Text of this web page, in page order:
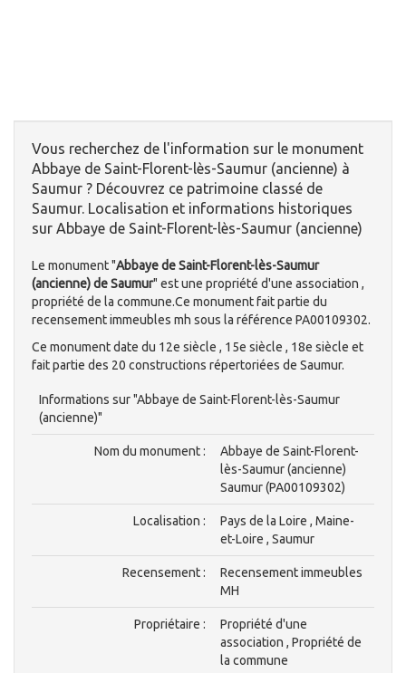
Vous recherchez de l'information sur le monument
Abbaye de Saint-Florent-lès-Saumur (ancienne) à
Saumur ? Découvrez ce patrimoine classé de
Saumur. Localisation et informations historiques
sur Abbaye de Saint-Florent-lès-Saumur (ancienne)
Le monument "Abbaye de Saint-Florent-lès-Saumur
(ancienne) de Saumur" est une propriété d'une association ,
propriété de la commune.Ce monument fait partie du
recensement immeubles mh sous la référence PA00109302.
Ce monument date du 12e siècle , 15e siècle , 18e siècle et
fait partie des 20 constructions répertoriées de Saumur.
Informations sur "Abbaye de Saint-Florent-lès-Saumur
(ancienne)"
Nom du monument :
Abbaye de Saint-Florent-
lès-Saumur (ancienne)
Saumur (PA00109302)
Localisation :
Pays de la Loire , Maine-
et-Loire , Saumur
Recensement :
Recensement immeubles
MH
Propriétaire :
Propriété d'une
association , Propriété de
la commune